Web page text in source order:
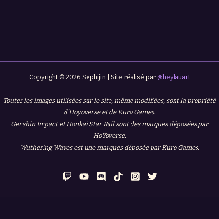
Copyright © 2026 Sephijin | Site réalisé par @heylauart
Toutes les images utilisées sur le site, même modifiées, sont la propriété
d'Hoyoverse et de Kuro Games.
Genshin Impact et Honkai Star Rail sont des marques déposées par
HoYoverse.
Wuthering Waves est une marques déposée par Kuro Games.